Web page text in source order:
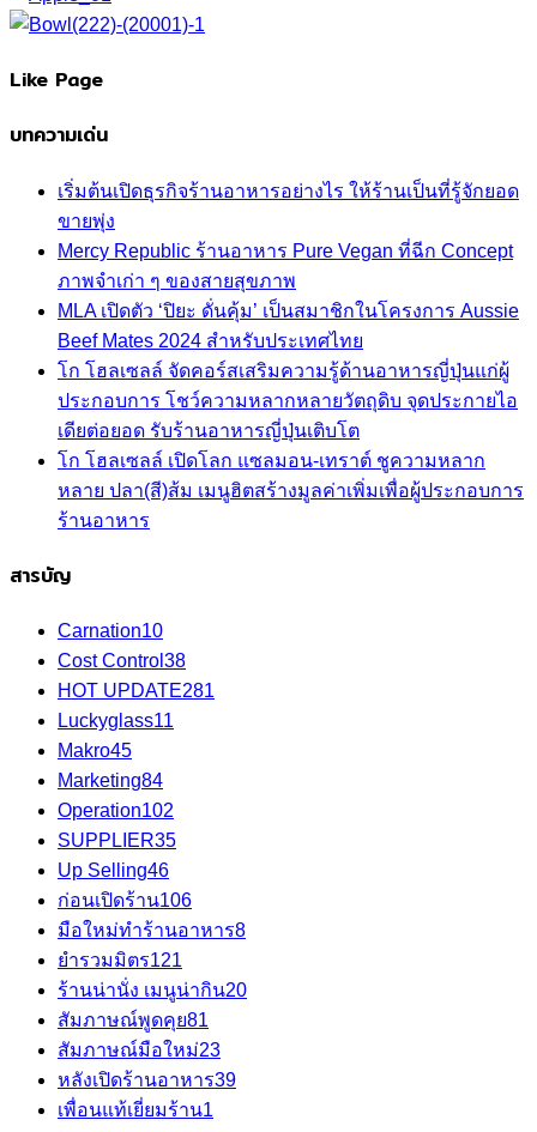
Like Page
บทความเด่น
เริ่มต้นเปิดธุรกิจร้านอาหารอย่างไร ให้ร้านเป็นที่รู้จักยอด
ขายพุ่ง
Mercy Republic ร้านอาหาร Pure Vegan ที่ฉีก Concept
ภาพจำเก่า ๆ ของสายสุขภาพ
MLA เปิดตัว ‘ปิยะ ดั่นคุ้ม’ เป็นสมาชิกในโครงการ Aussie
Beef Mates 2024 สำหรับประเทศไทย
โก โฮลเซลล์ จัดคอร์สเสริมความรู้ด้านอาหารญี่ปุ่นแก่ผู้
ประกอบการ โชว์ความหลากหลายวัตถุดิบ จุดประกายไอ
เดียต่อยอด รับร้านอาหารญี่ปุ่นเติบโต
โก โฮลเซลล์ เปิดโลก แซลมอน-เทราต์ ชูความหลาก
หลาย ปลา(สี)ส้ม เมนูฮิตสร้างมูลค่าเพิ่มเพื่อผู้ประกอบการ
ร้านอาหาร
สารบัญ
Carnation10
Cost Control 38
HOT UPDATE281
Luckyglass11
Makro45
Marketing84
Operation102
SUPPLIER35
Up Selling46
ก่อนเปิดร้าน106
มือใหม่ทำร้านอาหาร8
ยำรวมมิตร121
ร้านน่านั่ง เมนูน่ากิน20
สัมภาษณ์พูดคุย81
สัมภาษณ์มือใหม่23
หลังเปิดร้านอาหาร39
เพื่อนแท้เยี่ยมร้าน1